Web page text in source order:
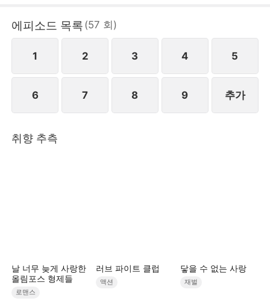
에피소드 목록 (57 회 )
1 2 3 4 5
6 7 8 9 추가
취향 추측
날 너무 늦게 사랑한
올림포스 형제들
로맨스
러브 파이트 클럽
액션
닿을 수 없는 사랑
재벌